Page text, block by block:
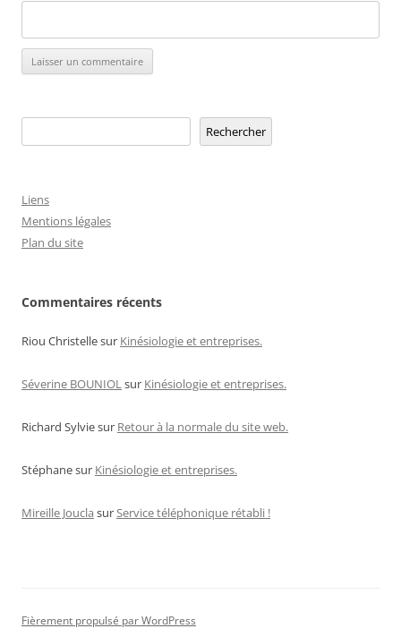
Rechercher
Liens
Mentions légales
Plan du site
Commentaires récents
Riou Christellesur Kinésiologie et entreprises.
Séverine BOUNIOLsur Kinésiologie et entreprises.
Richard Sylviesur Retour à la normale du site web.
Stéphanesur Kinésiologie et entreprises.
Mireille Joucla surService téléphonique rétabli !
Fièrement propulsé par WordPress